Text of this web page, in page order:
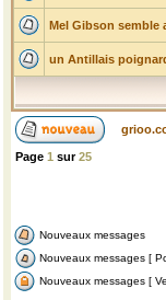
Mel Gibson semble
un Antillais
Page 1 sur25
Nouveaux messages
Nouveaux messages [
Nouveaux messages [